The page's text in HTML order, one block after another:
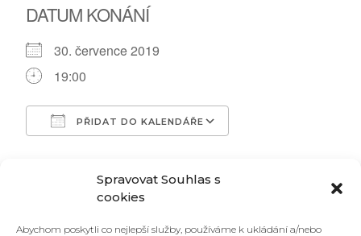
Spravovat Souhlas s
cookies
Abychom poskytli co nejlepší služby, používáme k ukládání a/nebo
DATUM KONÁNÍ
30. července 2019
19:00
PŘIDAT DO KALENDÁŘE
TYP UDÁLOSTI